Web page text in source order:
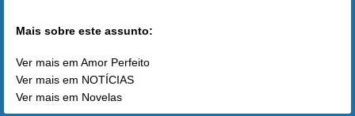
Mais sobre este assunto:
Ver mais em Amor Perfeito
Ver mais em NOTÍCIAS
Ver mais em Novelas